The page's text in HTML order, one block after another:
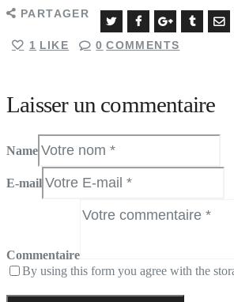
PARTAGER
1 LIKE 0 COMMENTS
Laisser un commentaire
Name
E-mail
Commentaire
By using this form you agree with the